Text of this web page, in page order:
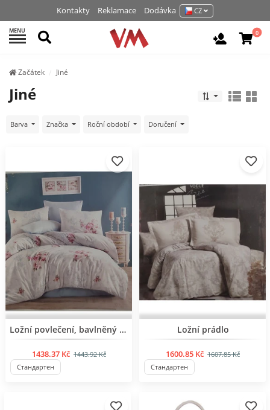
Kontakty Reklamace Dodávka CZ
MENU Hledat Vchod /
0
Začátek Jiné
Jiné
Barva Značka Roční období Doručení
BESTSELLERLožní povlečení, bavlněný satén
1438.37 Kč 1443.92 Kč
Стандартен
BESTSELLER
Ložní prádlo
1600.85 Kč 1607.85 Kč
Стандартен